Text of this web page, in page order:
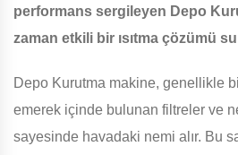
performans sergileyen Depo
zaman etkili bir ısıtma çözümü
Depo Kurutma makine, genellikle
emerek içinde bulunan filtreler ve
sayesinde havadaki nemi alır. Bu